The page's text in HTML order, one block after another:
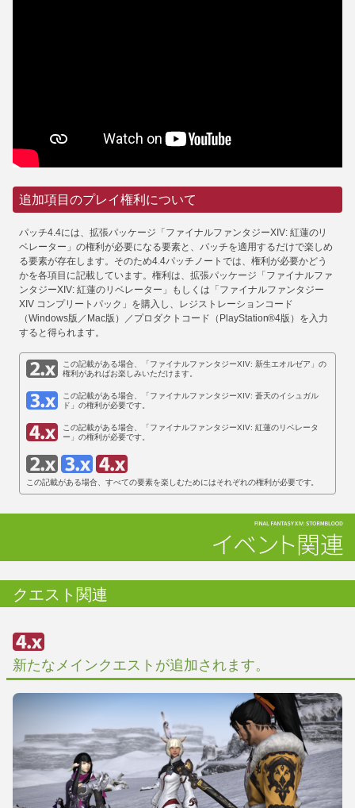
追加項目のプレイ権利について
パッチ4.4には、拡張パッケージ「ファイナルファンタジーXIV: 紅蓮のリ
ベレーター」の権利が必要になる要素と、パッチを適用するだけで楽しめ
る要素が存在します。そのため4.4パッチノートでは、権利が必要かどう
かを各項目に記載しています。権利は、拡張パッケージ「ファイナルファ
ンタジーXIV: 紅蓮のリベレーター」もしくは「ファイナルファンタジー
XIV コンプリートパック」を購入し、レジストレーションコード
（Windows版／Mac版）／プロダクトコード（PlayStation®4版）を入力
すると得られます。
この記載がある場合、「ファイナルファンタジーXIV: 新生エオルゼア」の
権利があればお楽しみいただけます。
この記載がある場合、「ファイナルファンタジーXIV: 蒼天のイシュガル
ド」の権利が必要です。
この記載がある場合、「ファイナルファンタジーXIV: 紅蓮のリベレータ
ー」の権利が必要です。
この記載がある場合、すべての要素を楽しむためにはそれぞれの権利が必要です。
クエスト関連
新たなメインクエストが追加されます。